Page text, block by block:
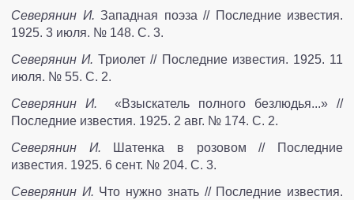
Северянин И. Западная поэза // Последние известия.
1925. 3 июля. № 148. С. 3.
Северянин И. Триолет // Последние известия. 1925. 11
июля. № 55. С. 2.
Северянин И.
«Взыскатель полного безлюдья...» //
Последние известия. 1925. 2 авг. № 174. С. 2.
Северянин И. Шатенка в розовом // Последние
известия. 1925. 6 сент. № 204. С. 3.
Северянин И. Что нужно знать // Последние известия.